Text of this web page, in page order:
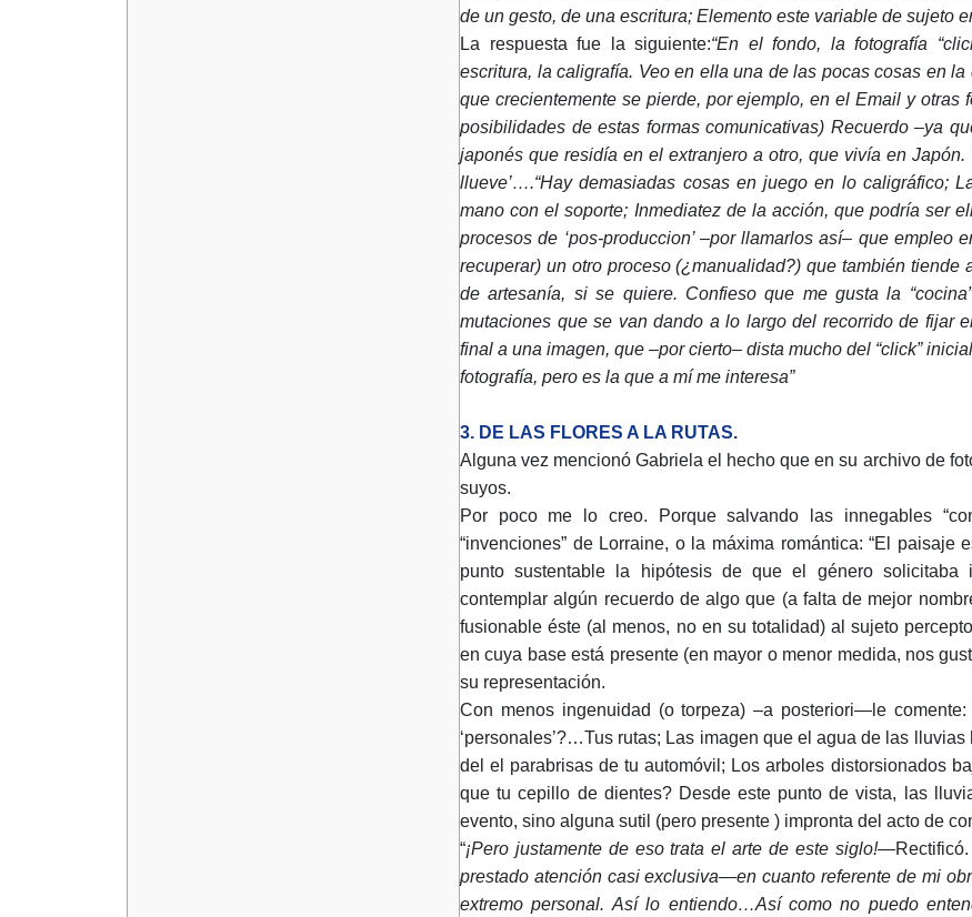
de un gesto, de una escritura; Elemento este variable de
La respuesta fue la siguiente:“En el fondo, la fotografía
escritura, la caligrafía. Veo en ella una de las pocas cosas en
que crecientemente se pierde, por ejemplo, en el Email y
posibilidades de estas formas comunicativas) Recuerdo –ya
japonés que residía en el extranjero a otro, que vivía en
llueve’….“Hay demasiadas cosas en juego en lo caligráfico;
mano con el soporte; Inmediatez de la acción, que podría ser
procesos de ‘pos-produccion’ –por llamarlos así– que empleo
recuperar) un otro proceso (¿manualidad?) que también
de artesanía, si se quiere. Confieso que me gusta la
mutaciones que se van dando a lo largo del recorrido de fijar
final a una imagen, que –por cierto– dista mucho del “click”
fotografía, pero es la que a mí me interesa”
3. DE LAS FLORES A LA RUTAS.
Alguna vez mencionó Gabriela el hecho que en su archivo de
suyos.
Por poco me lo creo. Porque salvando las innegables
“invenciones” de Lorraine, o la máxima romántica: “El paisaje
punto sustentable la hipótesis de que el género solicitaba
contemplar algún recuerdo de algo que (a falta de mejor
fusionable éste (al menos, no en su totalidad) al sujeto
en cuya base está presente (en mayor o menor medida, nos
su representación.
Con menos ingenuidad (o torpeza) –a posteriori—le
‘personales’?…Tus rutas; Las imagen que el agua de las
del el parabrisas de tu automóvil; Los arboles distorsionados
que tu cepillo de dientes? Desde este punto de vista, las
evento, sino alguna sutil (pero presente ) impronta del acto de
“¡Pero justamente de eso trata el arte de este siglo!—Rectificó.
prestado atención casi exclusiva—en cuanto referente de mi
extremo personal. Así lo entiendo…Así como no puedo